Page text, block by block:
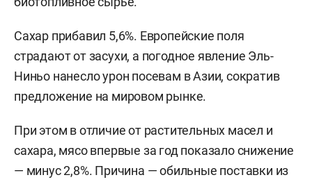
Сахар прибавил 5,6%. Европейские поля
страдают от засухи, а погодное явление Эль-
Ниньо нанесло урон посевам в Азии, сократив
предложение на мировом рынке.
При этом в отличие от растительных масел и
сахара, мясо впервые за год показало снижение
— минус 2,8%. Причина — обильные поставки из